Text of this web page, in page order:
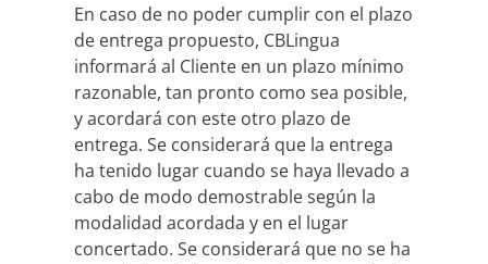
En caso de no poder cumplir con el plazo
de entrega propuesto, CBLingua
informará al Cliente en un plazo mínimo
razonable, tan pronto como sea posible,
y acordará con este otro plazo de
entrega. Se considerará que la entrega
ha tenido lugar cuando se haya llevado a
cabo de modo demostrable según la
modalidad acordada y en el lugar
concertado. Se considerará que no se ha